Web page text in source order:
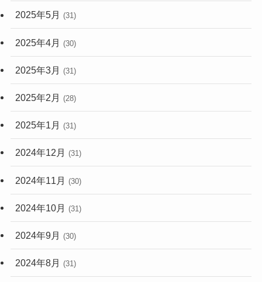
2025年5月 (31)
2025年4月 (30)
2025年3月 (31)
2025年2月 (28)
2025年1月 (31)
2024年12月 (31)
2024年11月 (30)
2024年10月 (31)
2024年9月 (30)
2024年8月 (31)